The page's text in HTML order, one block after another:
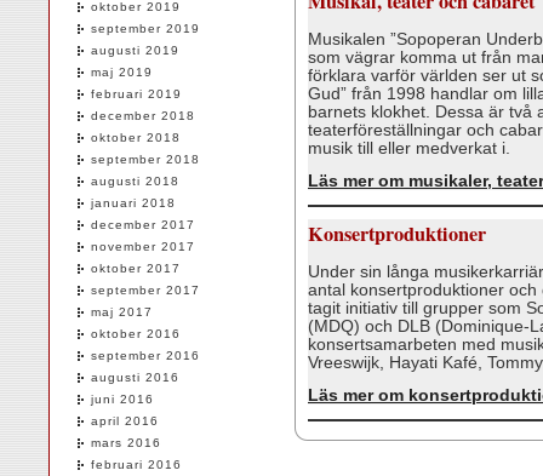
oktober 2019
september 2019
augusti 2019
maj 2019
februari 2019
december 2018
oktober 2018
september 2018
augusti 2018
januari 2018
december 2017
november 2017
oktober 2017
september 2017
maj 2017
oktober 2016
september 2016
augusti 2016
juni 2016
april 2016
mars 2016
februari 2016
Musikalen ”Sopoperan
som vägrar komma ut från
förklara varför världen ser ut
Gud” från 1998 handlar om
barnets klokhet. Dessa är två
teaterföreställningar och
musik till eller medverkat i.
Läs mer om musikaler,
Konsertproduktioner
Under sin långa
antal konsertproduktioner
tagit initiativ till grupper som
(MDQ) och DLB (Dominique-
konsertsamarbeten med
Vreeswijk, Hayati Kafé,
Läs mer om